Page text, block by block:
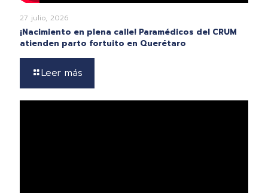
27 julio, 2026
¡Nacimiento en plena calle! Paramédicos del CRUM
atienden parto fortuito en Querétaro
Leer más